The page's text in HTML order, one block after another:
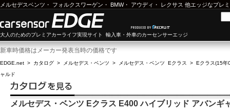
メルセデスベンツ ・ フォルクスワーゲン ・ BMW・ アウディ ・ レクサス 他エッジなプレ
大人のためのプレミアカーライフ実現サイト 輸入車・外車のカーセンサーエッジ
新車時価格はメーカー発表当時の価格です
EDGE.net > カタログ > メルセデス・ベンツ > メルセデス・ベンツ Eクラス > Eクラス(15年
ャルド
メルセデス・ベンツ Eクラス E400 ハイブリッド アバンギ